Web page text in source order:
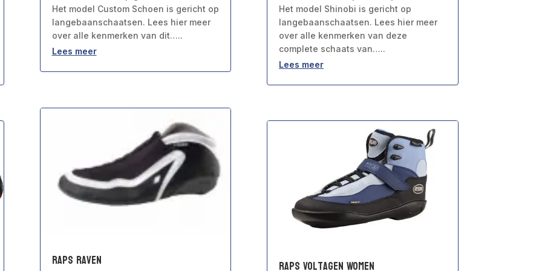
Het model Custom Schoen is gericht op
langebaanschaatsen. Lees hier meer
over alle kenmerken van dit…..
Lees meer
Raps Raven
Het model Shinobi is gericht op
langebaanschaatsen. Lees hier meer
over alle kenmerken van deze
complete schaats van…..
Lees meer
Raps Voltagen Women